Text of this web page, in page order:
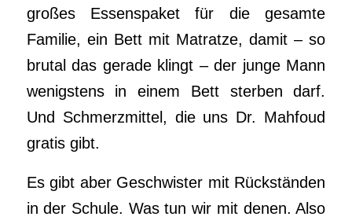
großes Essenspaket für die gesamte
Familie, ein Bett mit Matratze, damit – so
brutal das gerade klingt – der junge Mann
wenigstens in einem Bett sterben darf.
Und Schmerzmittel, die uns Dr. Mahfoud
gratis gibt.
Es gibt aber Geschwister mit Rückständen
in der Schule. Was tun wir mit denen. Also